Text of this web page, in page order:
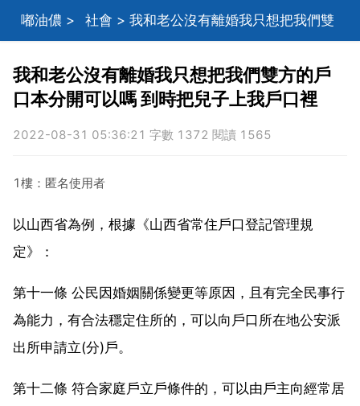
嘟油儂 > 社會 > 我和老公沒有離婚我只想把我們雙
方的戶口本分開可以嗎 到時把兒子上我戶口裡
我和老公沒有離婚我只想把我們雙方的戶
口本分開可以嗎 到時把兒子上我戶口裡
2022-08-31 05:36:21 字數 1372 閱讀 1565
1樓：匿名使用者
以山西省為例，根據《山西省常住戶口登記管理規
定》：
第十一條 公民因婚姻關係變更等原因，且有完全民事行
為能力，有合法穩定住所的，可以向戶口所在地公安派
出所申請立(分)戶。
第十二條 符合家庭戶立戶條件的，可以由戶主向經常居